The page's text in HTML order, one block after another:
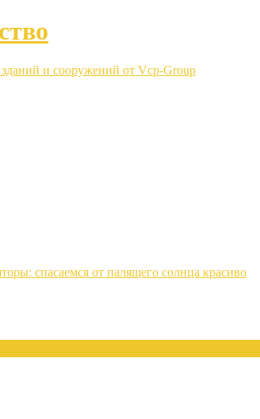
и сооружений от Vcp-Group
спасаемся от палящего солнца красиво